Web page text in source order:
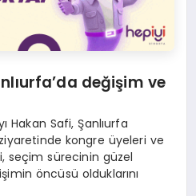
değişim ve
Hakan Safi, Şanlıurfa
kongre üyeleri ve
seçim sürecinin güzel
öncüsü olduklarını